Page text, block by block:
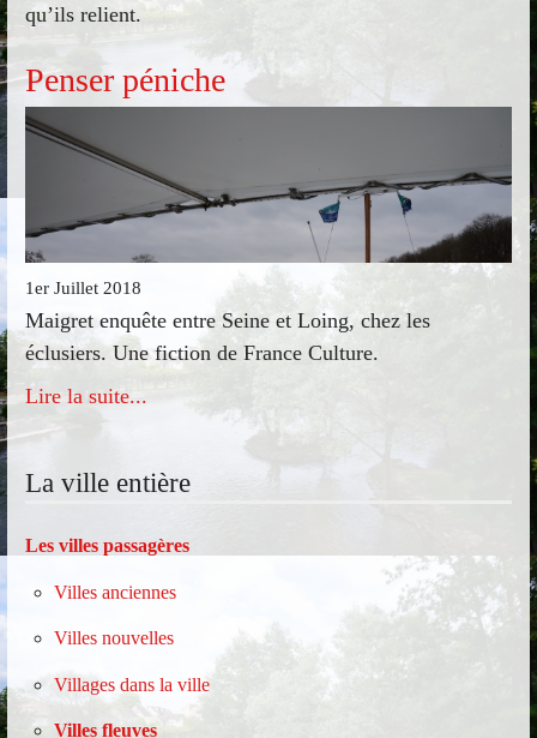
qu’ils relient.
Penser péniche
1er Juillet 2018
Maigret enquête entre Seine et Loing, chez les
éclusiers. Une fiction de France Culture.
Lire la suite...
La ville entière
Les villes passagères
Villes anciennes
Villes nouvelles
Villages dans la ville
Villes fleuves